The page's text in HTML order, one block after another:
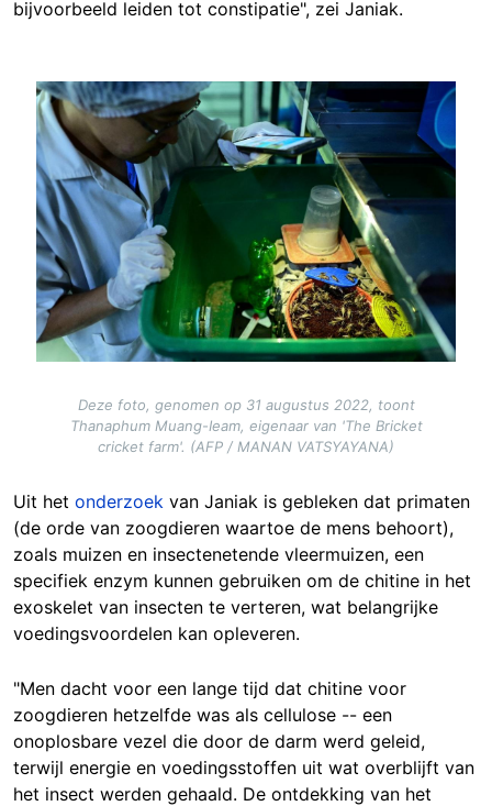
bijvoorbeeld leiden tot constipatie", zei Janiak.
Image
Deze foto, genomen op 31 augustus 2022, toont
Thanaphum Muang-Ieam, eigenaar van 'The Bricket
cricket farm'. (AFP / MANAN VATSYAYANA)
Uit het onderzoek van Janiak is gebleken dat primaten
(de orde van zoogdieren waartoe de mens behoort),
zoals muizen en insectenetende vleermuizen, een
specifiek enzym kunnen gebruiken om de chitine in het
exoskelet van insecten te verteren, wat belangrijke
voedingsvoordelen kan opleveren.
"Men dacht voor een lange tijd dat chitine voor
zoogdieren hetzelfde was als cellulose -- een
onoplosbare vezel die door de darm werd geleid,
terwijl energie en voedingsstoffen uit wat overblijft van
het insect werden gehaald. De ontdekking van het